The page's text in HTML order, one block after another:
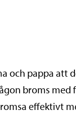
och pappa att
broms med
effektivt